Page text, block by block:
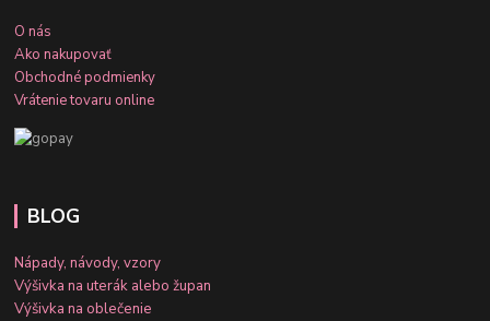
O nás
Ako nakupovať
Obchodné podmienky
Vrátenie tovaru online
BLOG
Nápady, návody, vzory
Výšivka na uterák alebo župan
Výšivka na oblečenie